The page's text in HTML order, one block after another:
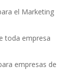
el Marketing
toda empresa
empresas de